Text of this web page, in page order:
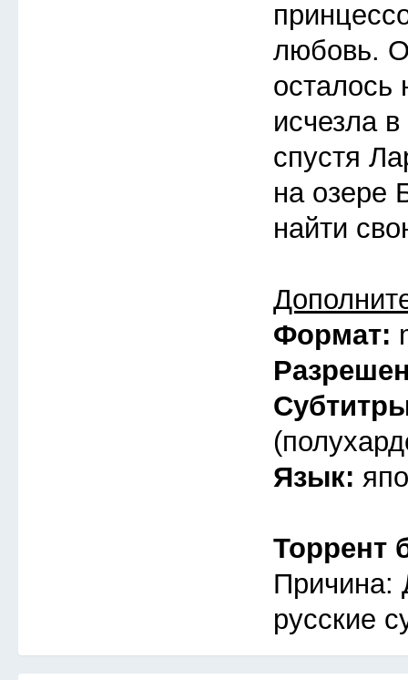
любовь.
осталось
исчезла
спустя
на озере
найти
Формат:
Язык:
Торрент
Причина:
русские